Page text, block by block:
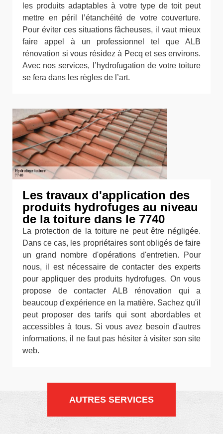
les produits adaptables à votre type de toit peut
mettre en péril l’étanchéité de votre couverture.
Pour éviter ces situations fâcheuses, il vaut mieux
faire appel à un professionnel tel que ALB
rénovation si vous résidez à Pecq et ses environs.
Avec nos services, l’hydrofugation de votre toiture
se fera dans les règles de l’art.
Les travaux d'application des
produits hydrofuges au niveau
de la toiture dans le 7740
La protection de la toiture ne peut être négligée.
Dans ce cas, les propriétaires sont obligés de faire
un grand nombre d'opérations d'entretien. Pour
nous, il est nécessaire de contacter des experts
pour appliquer des produits hydrofuges. On vous
propose de contacter ALB rénovation qui a
beaucoup d'expérience en la matière. Sachez qu'il
peut proposer des tarifs qui sont abordables et
accessibles à tous. Si vous avez besoin d'autres
informations, il ne faut pas hésiter à visiter son site
web.
AUTRES SERVICES